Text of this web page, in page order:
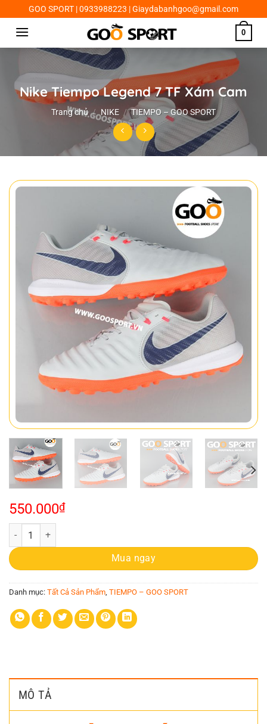
Chuyển
đến
dung
GOO SPORT | 0933988223 | Giaydabanhgoo@gmail.com
0
Nike Tiempo Legend 7 TF Xám Cam
Trang chủ / NIKE / TIEMPO – GOO SPORT
550.000₫
Nike Tiempo Legend 7 TF Xám Cam số lượng
Mua ngay
Danh mục: Tất Cả Sản Phẩm, TIEMPO – GOO SPORT
MÔ TẢ